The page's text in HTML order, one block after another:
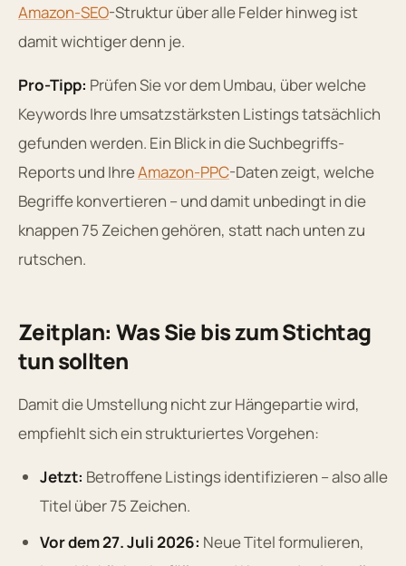
Amazon-SEO-Struktur über alle Felder hinweg ist
damit wichtiger denn je.
Pro-Tipp: Prüfen Sie vor dem Umbau, über welche
Keywords Ihre umsatzstärksten Listings tatsächlich
gefunden werden. Ein Blick in die Suchbegriffs-
Reports und IhreAmazon-PPC-Daten zeigt, welche
Begriffe konvertieren – und damit unbedingt in die
knappen 75 Zeichen gehören, statt nach unten zu
rutschen.
Zeitplan: Was Sie bis zum Stichtag
tun sollten
Damit die Umstellung nicht zur Hängepartie wird,
empfiehlt sich ein strukturiertes Vorgehen:
Jetzt: Betroffene Listings identifizieren – also alle
Titel über 75 Zeichen.
Vor dem 27. Juli 2026: Neue Titel formulieren,